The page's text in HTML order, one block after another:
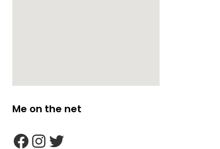
google maps embed zoom
Me on the net